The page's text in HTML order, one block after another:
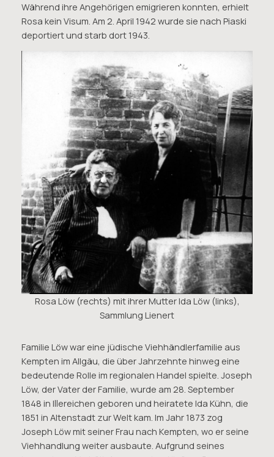
Während ihre Angehörigen emigrieren konnten, erhielt
Rosa kein Visum. Am 2. April 1942 wurde sie nach Piaski
deportiert und starb dort 1943.
Rosa Löw (rechts) mit ihrer Mutter Ida Löw (links),
Sammlung Lienert
Familie Löw war eine jüdische Viehhändlerfamilie aus
Kempten im Allgäu, die über Jahrzehnte hinweg eine
bedeutende Rolle im regionalen Handel spielte. Joseph
Löw, der Vater der Familie, wurde am 28. September
1848 in Illereichen geboren und heiratete Ida Kühn, die
1851 in Altenstadt zur Welt kam. Im Jahr 1873 zog
Joseph Löw mit seiner Frau nach Kempten, wo er seine
Viehhandlung weiter ausbaute. Aufgrund seines